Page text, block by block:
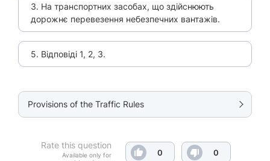
3. На транспортних засобах, що здійснюють
дорожнє перевезення небезпечних вантажів.
5. Відповіді 1, 2, 3.
Provisions of the Traffic Rules
Rate this question
Available only for
0 0